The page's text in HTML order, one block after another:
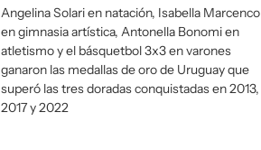
Estados Unidos
Angelina Solari en natación, Isabella Marcenco
en gimnasia artística, Antonella Bonomi en
atletismo y el básquetbol 3x3 en varones
ganaron las medallas de oro de Uruguay que
superó las tres doradas conquistadas en 2013,
2017 y 2022